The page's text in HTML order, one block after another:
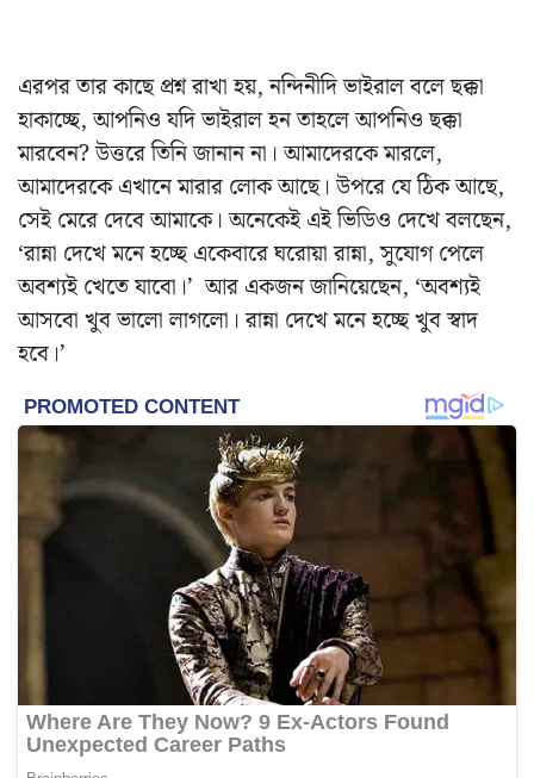
এরপর তার কাছে প্রশ্ন রাখা হয়, নন্দিনীদি ভাইরাল বলে ছক্কা
হাকাচ্ছে, আপনিও যদি ভাইরাল হন তাহলে আপনিও ছক্কা
মারবেন? উত্তরে তিনি জানান না। আমাদেরকে মারলে,
আমাদেরকে এখানে মারার লোক আছে। উপরে যে ঠিক আছে,
সেই মেরে দেবে আমাকে।অনেকেই এই ভিডিও দেখে বলছেন,
‘রান্না দেখে মনে হচ্ছে একেবারে ঘরোয়া রান্না, সুযোগ পেলে
অবশ্যই খেতে যাবো।’ আর একজন জানিয়েছেন, ‘অবশ্যই
আসবো খুব ভালো লাগলো। রান্না দেখে মনে হচ্ছে খুব স্বাদ
হবে।’